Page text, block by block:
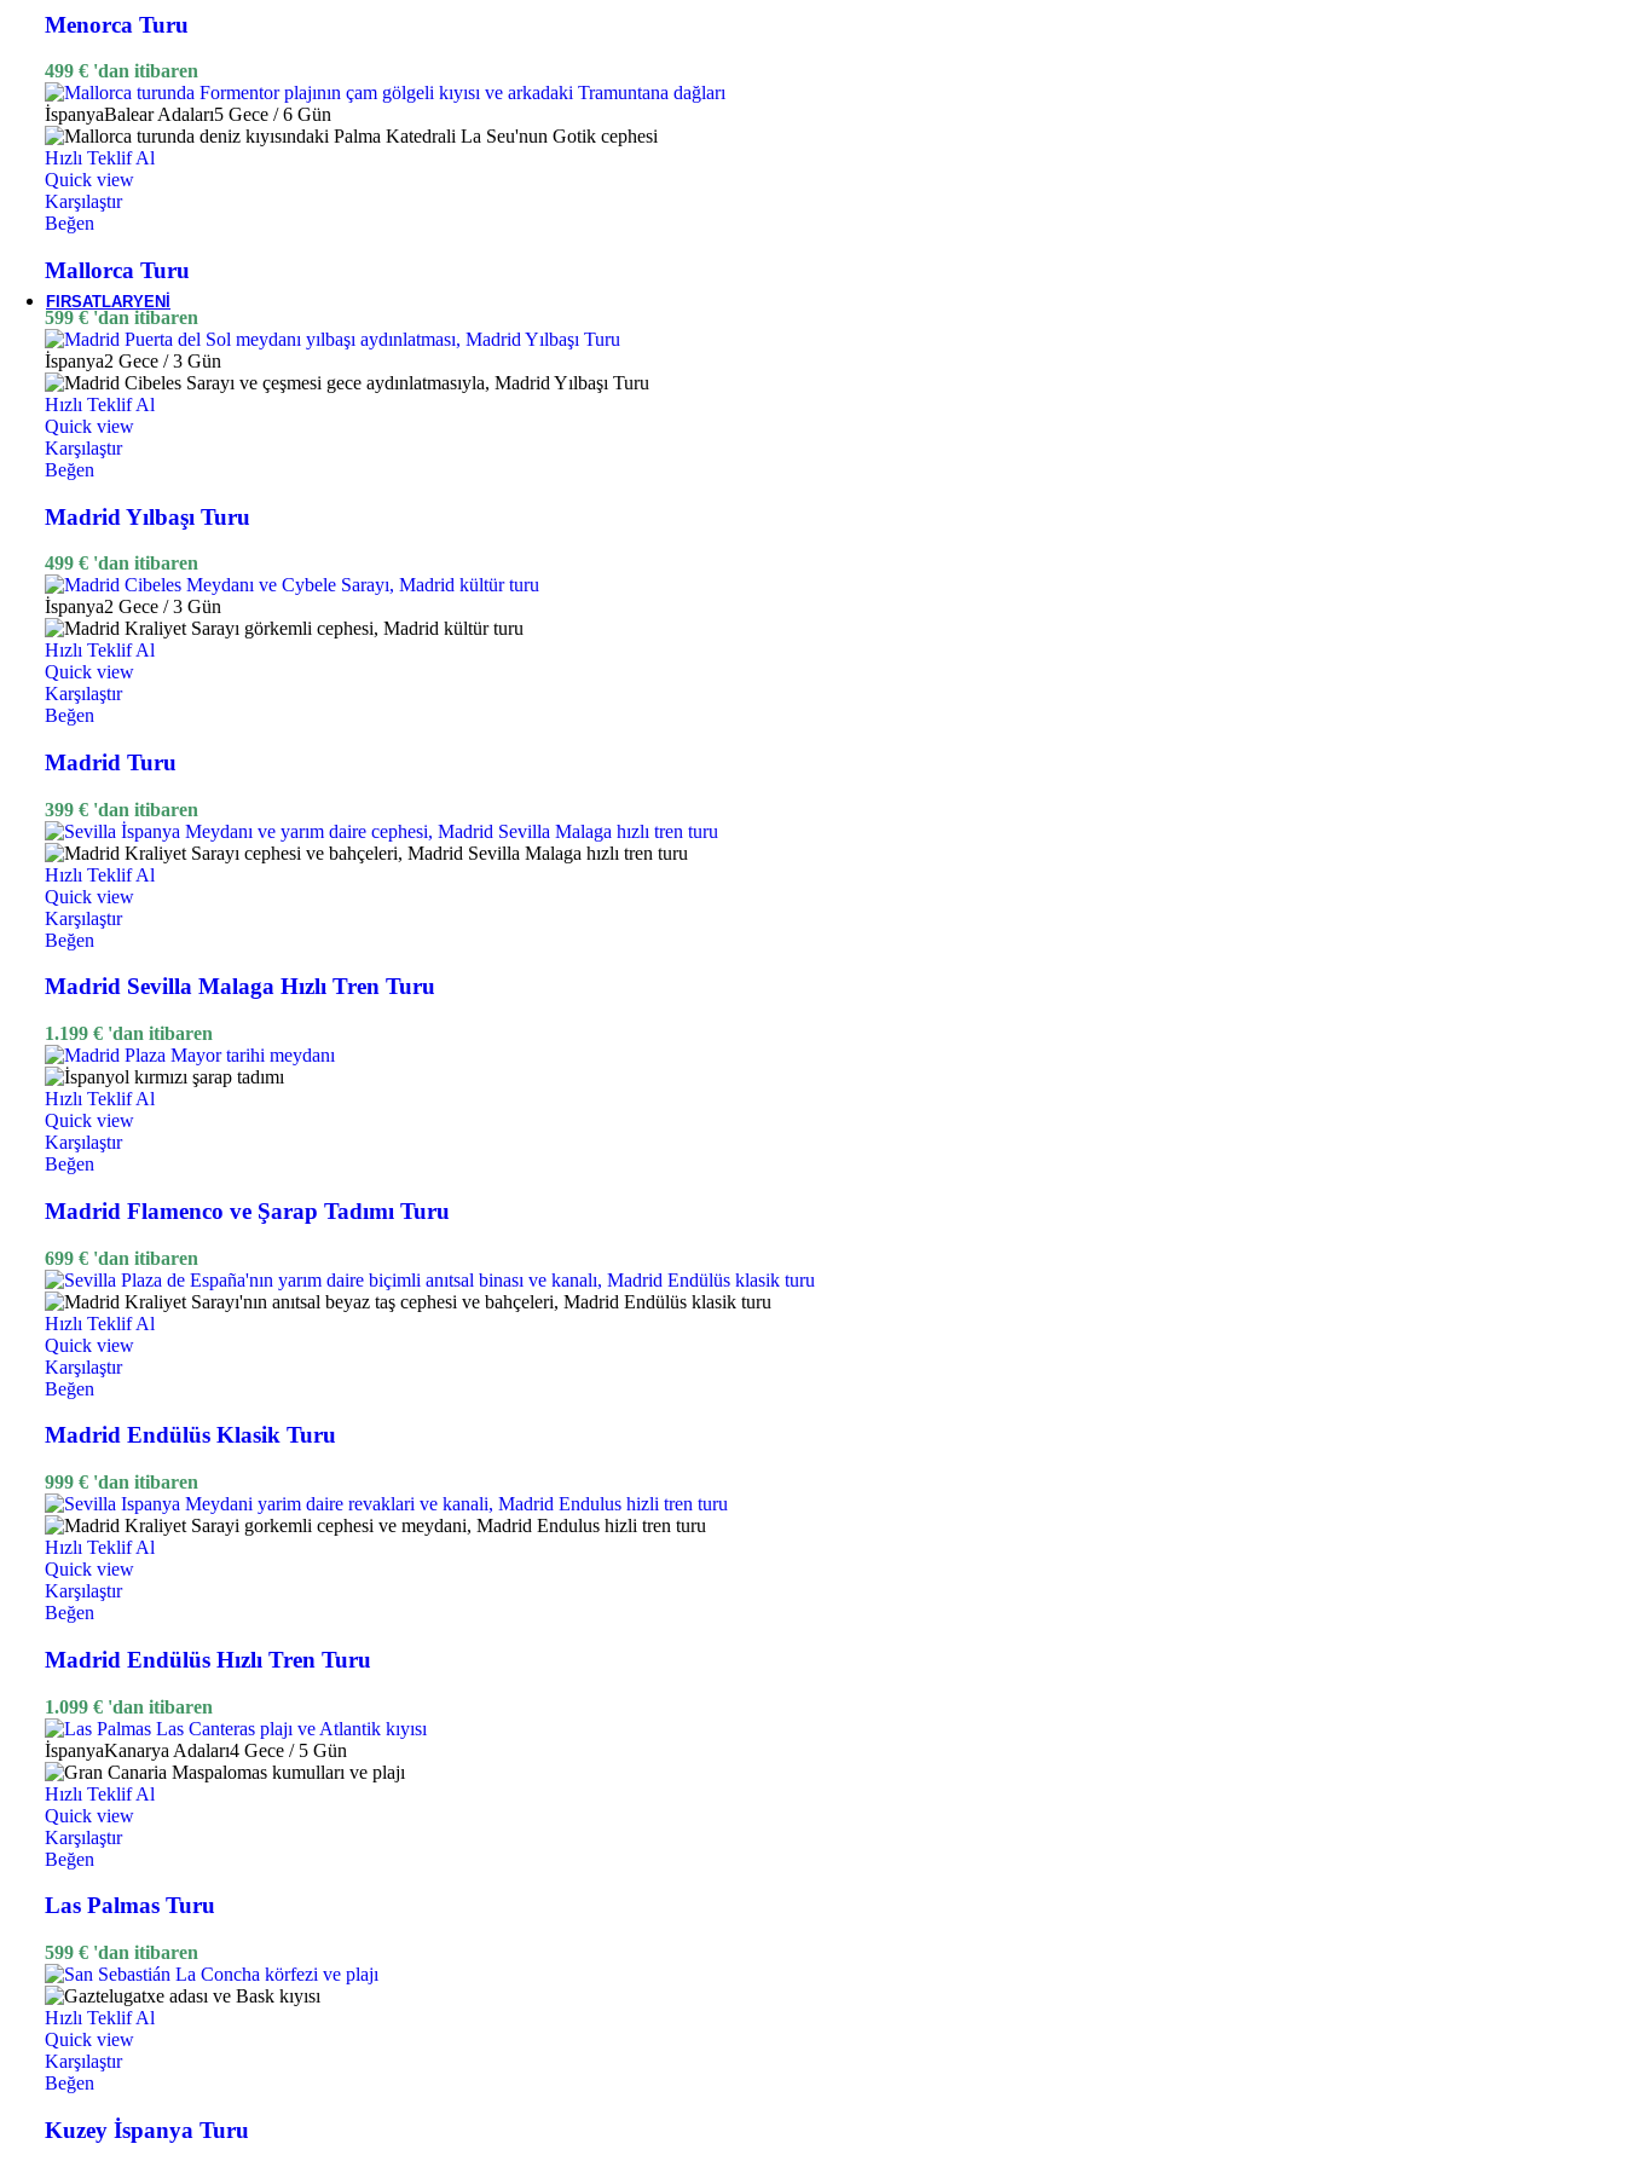
Bali
Mauritius
FIRSATLARYENI
Menorca Turu
499 € 'dan itibaren
İspanyaBalear Adaları5 Gece / 6 Gün
Hızlı Teklif Al
Quick view
Karşılaştır
Beğen
Mallorca Turu
599 € 'dan itibaren
İspanya2 Gece / 3 Gün
Hızlı Teklif Al
Quick view
Karşılaştır
Beğen
Madrid Yılbaşı Turu
499 € 'dan itibaren
İspanya2 Gece / 3 Gün
Hızlı Teklif Al
Quick view
Karşılaştır
Beğen
Madrid Turu
399 € 'dan itibaren
Hızlı Teklif Al
Quick view
Karşılaştır
Beğen
Madrid Sevilla Malaga Hızlı Tren Turu
1.199 € 'dan itibaren
Hızlı Teklif Al
Quick view
Karşılaştır
Beğen
Madrid Flamenco ve Şarap Tadımı Turu
699 € 'dan itibaren
Hızlı Teklif Al
Quick view
Karşılaştır
Beğen
Madrid Endülüs Klasik Turu
999 € 'dan itibaren
Hızlı Teklif Al
Quick view
Karşılaştır
Beğen
Madrid Endülüs Hızlı Tren Turu
1.099 € 'dan itibaren
İspanyaKanarya Adaları4 Gece / 5 Gün
Hızlı Teklif Al
Quick view
Karşılaştır
Beğen
Las Palmas Turu
599 € 'dan itibaren
Hızlı Teklif Al
Quick view
Karşılaştır
Beğen
Kuzey İspanya Turu